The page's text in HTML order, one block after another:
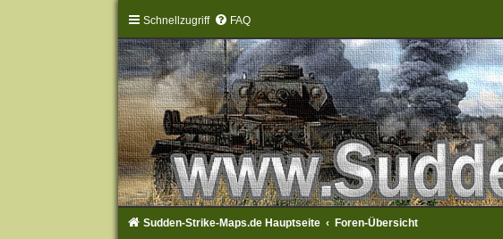
Schnellzugriff FAQ
Sudden-Strike-Maps.de Hauptseite Foren-Übersicht